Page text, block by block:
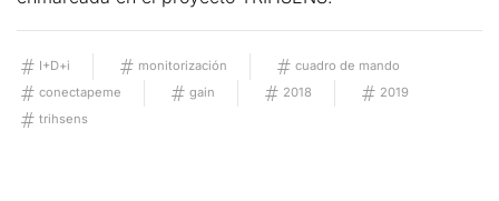
I+D+i monitorización
cuadro de mando
conectapeme
gain 2018
2019
trihsens